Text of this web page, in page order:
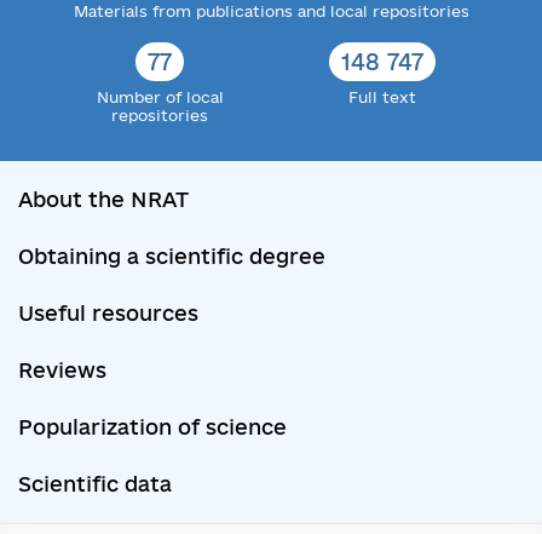
Materials from publications and local repositories
77
Number of local
repositories
148 747
Full text
About the NRAT
Obtaining a scientific degree
Useful resources
Reviews
Popularization of science
Scientific data